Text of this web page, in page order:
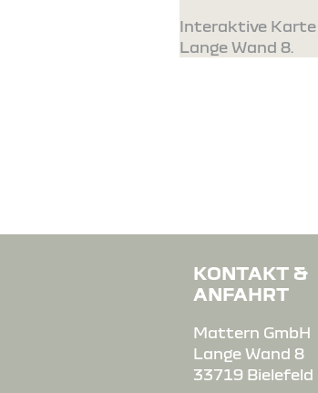
Interaktive Karte
Lange Wand 8.
KONTAKT &
ANFAHRT
Mattern GmbH
Lange Wand 8
33719 Bielefeld